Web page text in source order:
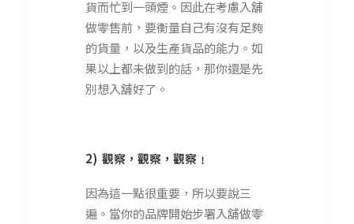
貨而忙到一頭煙。因此在考慮入舖
做零售前，要衡量自己有沒有足夠
的貨量，以及生產貨品的能力。如
果以上都未做到的話，那你還是先
別想入舖好了。
2) 觀察，觀察，觀察﹗
因為這一點很重要，所以要說三
遍。當你的品牌開始步署入舖做零